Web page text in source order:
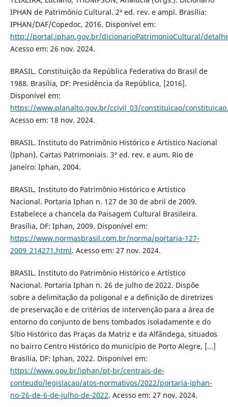
IPHAN de Patrimônio Cultural. 2ª ed. rev. e ampl. Brasília:
IPHAN/DAF/Copedoc, 2016. Disponível em:
http://portal.iphan.gov.br/dicionarioPatrimonioCultural/
Acesso em: 26 nov. 2024.
BRASIL. Constituição da República Federativa do Brasil de
1988. Brasília, DF: Presidência da República, [2016].
Disponível em:
https://www.planalto.gov.br/ccivil_03/constituicao/
Acesso em: 18 nov. 2024.
BRASIL. Instituto do Patrimônio Histórico e Artístico Nacional
(Iphan). Cartas Patrimoniais. 3ª ed. rev. e aum. Rio de
Janeiro: Iphan, 2004.
BRASIL. Instituto do Patrimônio Histórico e Artístico
Nacional. Portaria Iphan n. 127 de 30 de abril de 2009.
Estabelece a chancela da Paisagem Cultural Brasileira.
Brasília, DF: Iphan, 2009. Disponível em:
https://www.normasbrasil.com.br/norma/portaria-127-
2009_214271.html. Acesso em: 27 nov. 2024.
BRASIL. Instituto do Patrimônio Histórico e Artístico
Nacional. Portaria Iphan n. 26 de julho de 2022. Dispõe
sobre a delimitação da poligonal e a definição de diretrizes
de preservação e de critérios de intervenção para a área de
entorno do conjunto de bens tombados isoladamente e do
Sítio Histórico das Praças da Matriz e da Alfândega, situados
no bairro Centro Histórico do município de Porto Alegre, [...]
Brasília, DF: Iphan, 2022. Disponível em:
https://www.gov.br/iphan/pt-br/centrais-de-
conteudo/legislacao/atos-normativos/2022/portaria-iphan-
no-26-de-6-de-julho-de-2022. Acesso em: 27 nov. 2024.